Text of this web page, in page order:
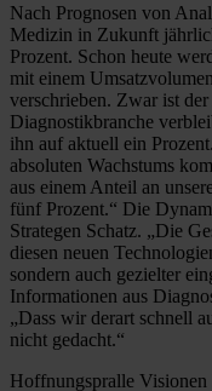
Nach Prognosen von
Medizin in Zukunft
Prozent. Schon heute
mit einem
verschrieben. Zwar ist
Diagnostikbranche
ihn auf aktuell ein
absoluten Wachstums
aus einem Anteil an
fünf Prozent.“ Die
Strategen Schatz. „Die
diesen neuen
sondern auch gezielter
Informationen aus
„Dass wir derart schnell
nicht gedacht.“
Hoffnungspralle